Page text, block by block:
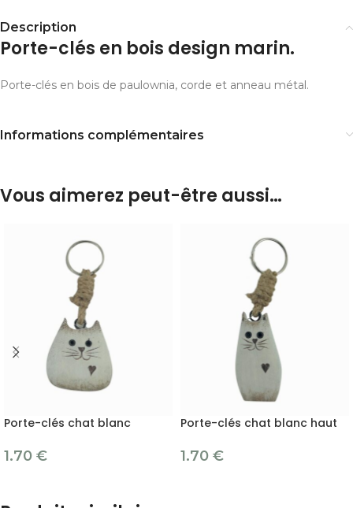
Description
Porte-clés en bois design marin.
Porte-clés en bois de paulownia, corde et anneau métal.
Informations complémentaires
Vous aimerez peut-être aussi…
Porte-clés chat blanc
1.70 €
Porte-clés chat blanc haut
1.70 €